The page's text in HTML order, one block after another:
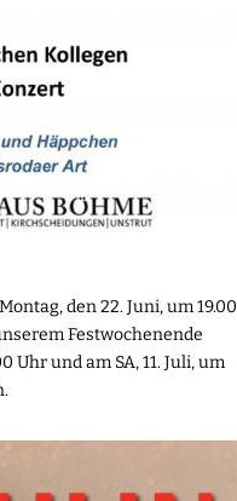
den 22. Juni, um 19.00
Festwochenende
Uhr und am SA, 11. Juli, um